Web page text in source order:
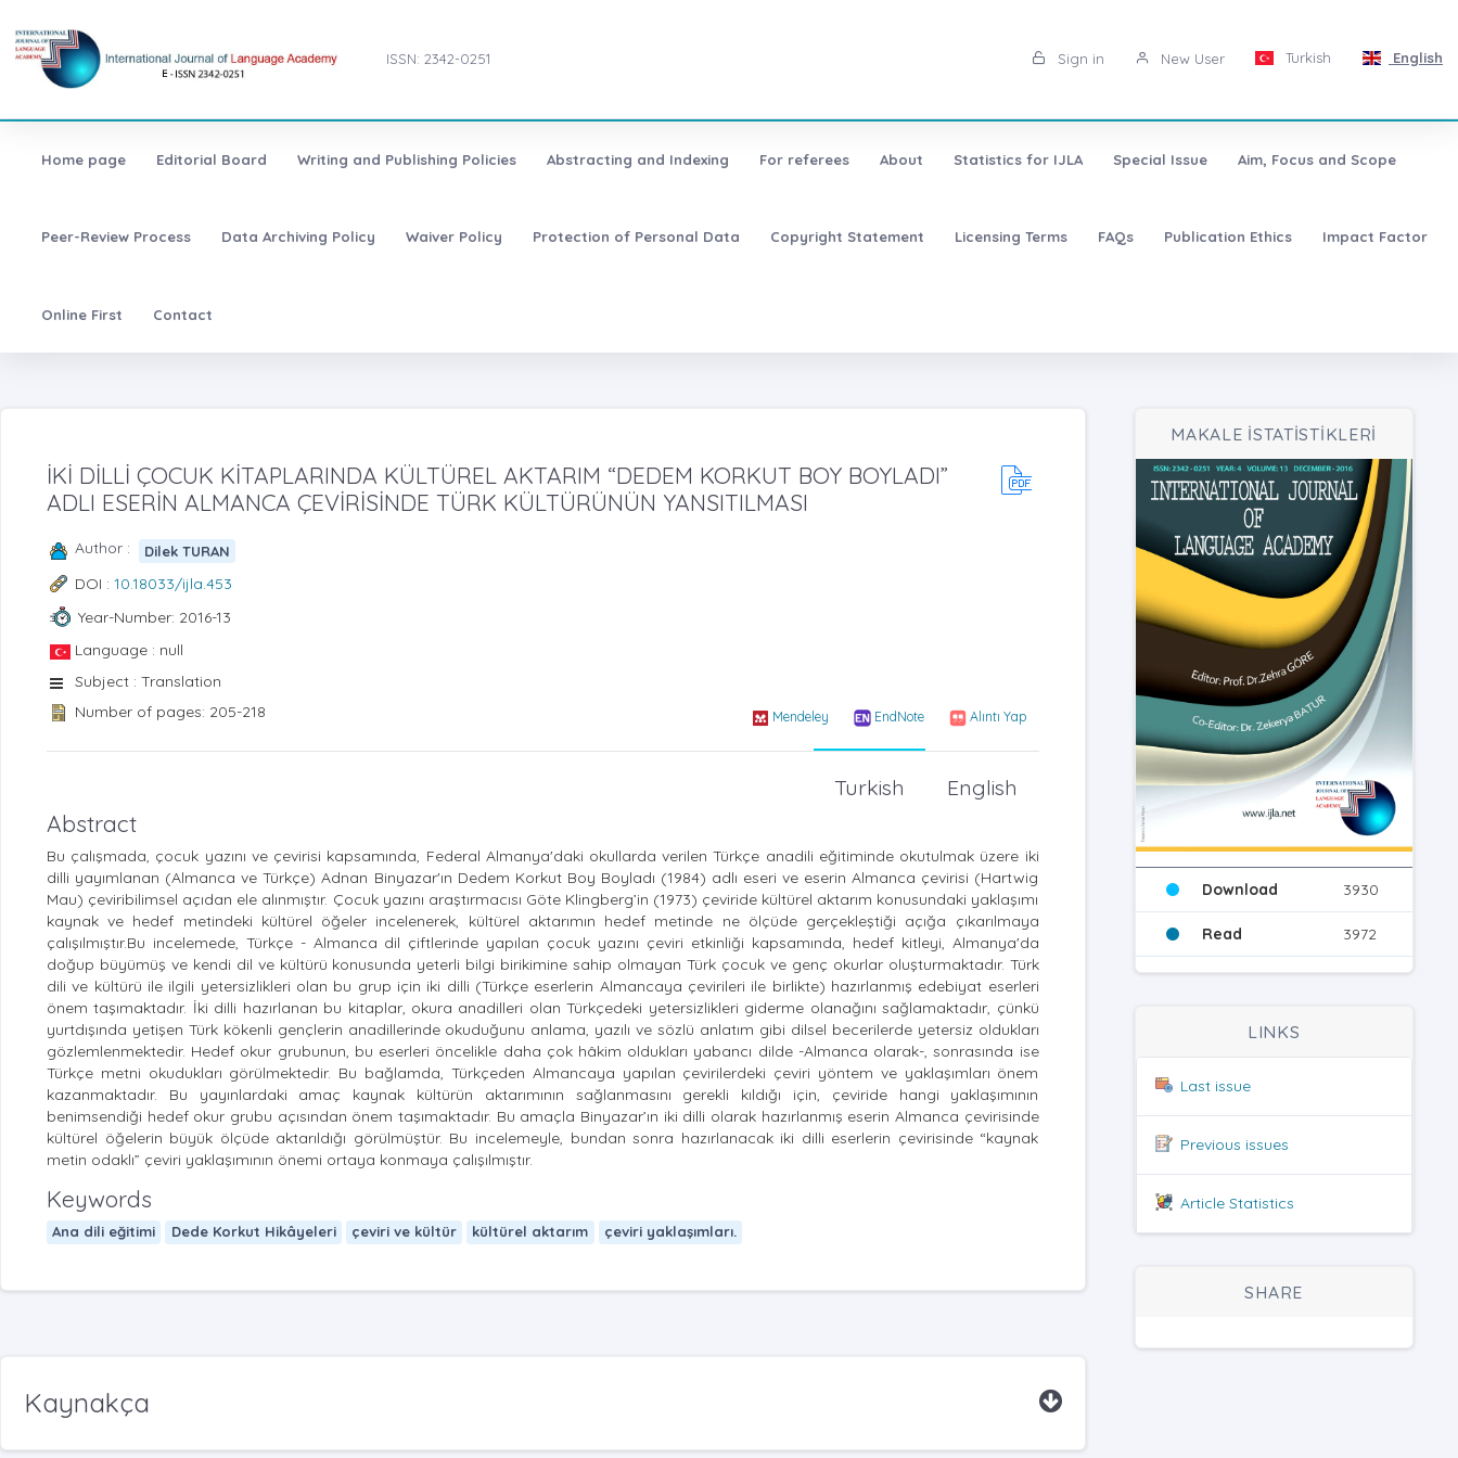
ISSN: 2342-0251 Sign in New User Turkish English
Home page Editorial Board Writing and Publishing Policies Abstracting and Indexing For referees About Statistics for IJLA Special Issue Aim, Focus and Scope
Peer-Review Process Data Archiving Policy Waiver Policy Protection of Personal Data Copyright Statement Licensing Terms FAQs Publication Ethics Impact Factor
Online First Contact
İKİ DİLLİ ÇOCUK KİTAPLARINDA KÜLTÜREL AKTARIM “DEDEM KORKUT BOY BOYLADI”
ADLI ESERİN ALMANCA ÇEVİRİSİNDE TÜRK KÜLTÜRÜNÜN YANSITILMASI
Author : Dilek TURAN
DOI : 10.18033/ijla.453
Year-Number: 2016-13
Language : null
Subject : Translation
Number of pages: 205-218
Mendeley EndNote Alıntı Yap
English
Turkish
Abstract
Bu çalışmada, çocuk yazını ve çevirisi kapsamında, Federal Almanya'daki okullarda verilen Türkçe anadili eğitiminde okutulmak üzere iki
dilli yayımlanan (Almanca ve Türkçe) Adnan Binyazar'ın Dedem Korkut Boy Boyladı (1984) adlı eseri ve eserin Almanca çevirisi (Hartwig
Mau) çeviribilimsel açıdan ele alınmıştır. Çocuk yazını araştırmacısı Göte Klingberg’in (1973) çeviride kültürel aktarım konusundaki yaklaşımı
kaynak ve hedef metindeki kültürel öğeler incelenerek, kültürel aktarımın hedef metinde ne ölçüde gerçekleştiği açığa çıkarılmaya
çalışılmıştır.Bu incelemede, Türkçe - Almanca dil çiftlerinde yapılan çocuk yazını çeviri etkinliği kapsamında, hedef kitleyi, Almanya'da
doğup büyümüş ve kendi dil ve kültürü konusunda yeterli bilgi birikimine sahip olmayan Türk çocuk ve genç okurlar oluşturmaktadır. Türk
dili ve kültürü ile ilgili yetersizlikleri olan bu grup için iki dilli (Türkçe eserlerin Almancaya çevirileri ile birlikte) hazırlanmış edebiyat eserleri
önem taşımaktadır. İki dilli hazırlanan bu kitaplar, okura anadilleri olan Türkçedeki yetersizlikleri giderme olanağını sağlamaktadır, çünkü
yurtdışında yetişen Türk kökenli gençlerin anadillerinde okuduğunu anlama, yazılı ve sözlü anlatım gibi dilsel becerilerde yetersiz oldukları
gözlemlenmektedir. Hedef okur grubunun, bu eserleri öncelikle daha çok hâkim oldukları yabancı dilde -Almanca olarak-, sonrasında ise
Türkçe metni okudukları görülmektedir. Bu bağlamda, Türkçeden Almancaya yapılan çevirilerdeki çeviri yöntem ve yaklaşımları önem
kazanmaktadır. Bu yayınlardaki amaç kaynak kültürün aktarımının sağlanmasını gerekli kıldığı için, çeviride hangi yaklaşımının
benimsendiği hedef okur grubu açısından önem taşımaktadır. Bu amaçla Binyazar’ın iki dilli olarak hazırlanmış eserin Almanca çevirisinde
kültürel öğelerin büyük ölçüde aktarıldığı görülmüştür. Bu incelemeyle, bundan sonra hazırlanacak iki dilli eserlerin çevirisinde “kaynak
metin odaklı” çeviri yaklaşımının önemi ortaya konmaya çalışılmıştır.
Keywords
Ana dili eğitimi Dede Korkut Hikâyeleri çeviri ve kültür kültürel aktarım çeviri yaklaşımları.
Kaynakça
MAKALE İSTATİSTİKLERİ
Download 3930
Read 3972
LINKS
Last issue
Previous issues
Article Statistics
SHARE